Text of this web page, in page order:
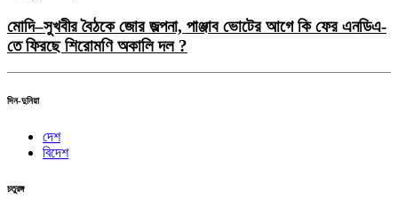
মোদি–সুখবীর বৈঠকে জোর জল্পনা, পাঞ্জাব ভোটের আগে কি ফের এনডিএ-
তে ফিরছে শিরোমণি অকালি দল ?
দিন-দুনিয়া
দেশ
বিদেশ
চতুরঙ্গ